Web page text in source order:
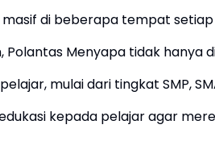
di beberapa tempat
Menyapa tidak hanya
mulai dari tingkat SMP,
kepada pelajar agar